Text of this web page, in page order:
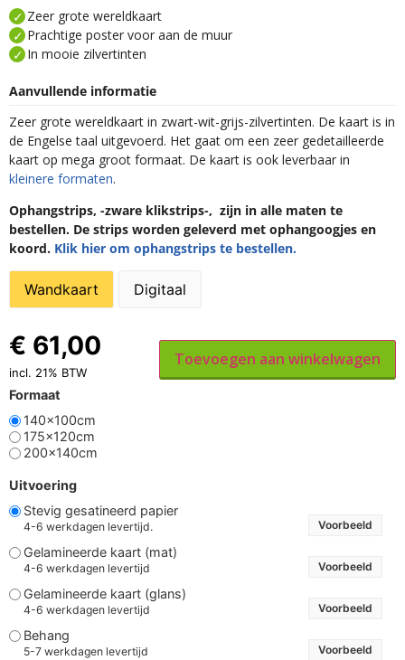
Zeer grote wereldkaart
Prachtige poster voor aan de muur
In mooie zilvertinten
Aanvullende informatie
Zeer grote wereldkaart in zwart-wit-grijs-zilvertinten. De kaart is in
de Engelse taal uitgevoerd. Het gaat om een zeer gedetailleerde
kaart op mega groot formaat. De kaart is ook leverbaar in
kleinere formaten.
Ophangstrips, -zware klikstrips-, zijn in alle maten te
bestellen. De strips worden geleverd met ophangoogjes en
koord. Klik hier om ophangstrips te bestellen.
Wandkaart Digitaal
Formaat
140x100cm
175x120cm
200x140cm
Uitvoering
Stevig gesatineerd papier
4-6 werkdagen levertijd. Voorbeeld
Gelamineerde kaart (mat)
4-6 werkdagen levertijd Voorbeeld
Gelamineerde kaart (glans)
4-6 werkdagen levertijd Voorbeeld
Behang
5-7 werkdagen levertijd Voorbeeld
€ 61,00
incl. 21% BTW
Toevoegen aan winkelwagen